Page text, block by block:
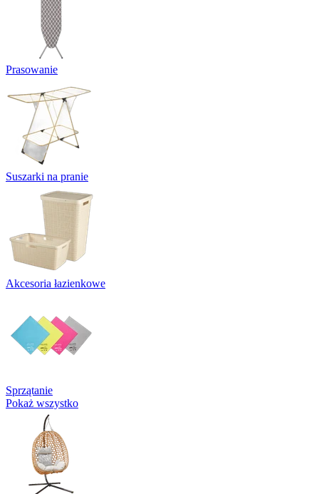
Prasowanie
Suszarki na pranie
Akcesoria łazienkowe
Sprzątanie
Pokaż wszystko